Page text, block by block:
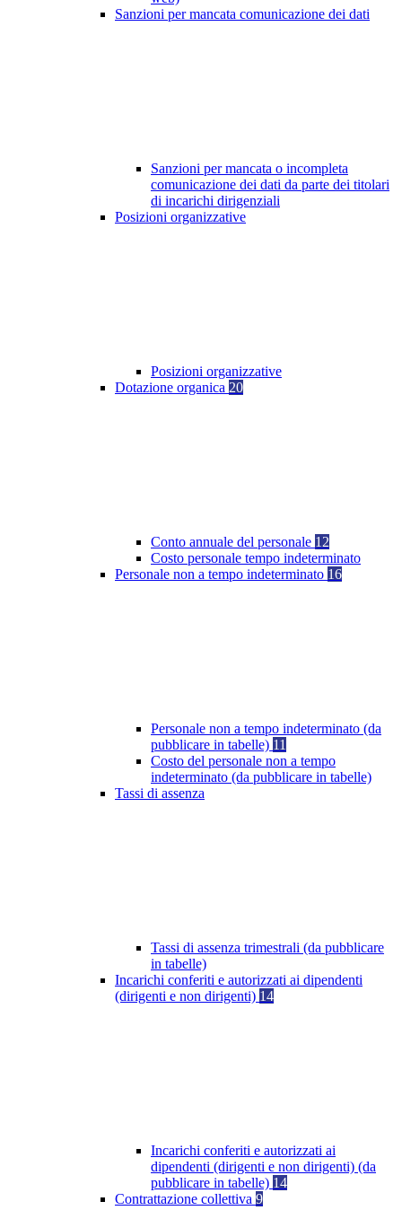
Sanzioni per mancata comunicazione dei dati
Sanzioni per mancata o incompleta
comunicazione dei dati da parte dei titolari
di incarichi dirigenziali
Posizioni organizzative
Posizioni organizzative
Dotazione organica 20
Conto annuale del personale 12
Costo personale tempo indeterminato
Personale non a tempo indeterminato 16
Personale non a tempo indeterminato (da
pubblicare in tabelle) 11
Costo del personale non a tempo
indeterminato (da pubblicare in tabelle)
Tassi di assenza
Tassi di assenza trimestrali (da pubblicare
in tabelle)
Incarichi conferiti e autorizzati ai dipendenti
(dirigenti e non dirigenti) 14
Incarichi conferiti e autorizzati ai
dipendenti (dirigenti e non dirigenti) (da
pubblicare in tabelle) 14
Contrattazione collettiva 9